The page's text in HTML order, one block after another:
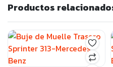
Productos